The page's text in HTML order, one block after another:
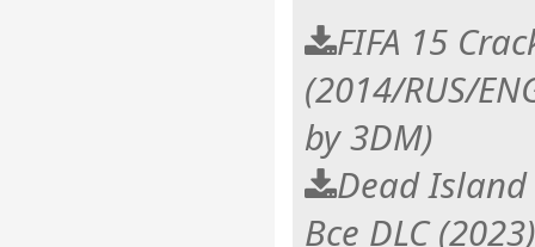
FIFA 15
(2014/RUS/
by 3DM)
Dead
Все DLC